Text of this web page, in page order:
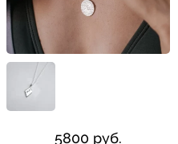
5800 руб.